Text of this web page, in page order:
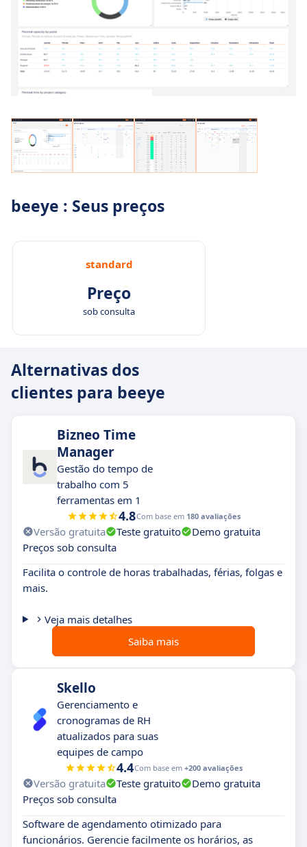
beeye : Seus preços
standard
Preço
sob consulta
Alternativas dos
clientes para beeye
Bizneo Time
Manager
Gestão do tempo de
trabalho com 5
ferramentas em 1
4.8Com base em 180 avaliações
Versão gratuita Teste gratuito
Demo gratuita
Preços sob consulta
Facilita o controle de horas trabalhadas, férias, folgas e
mais.
Veja mais detalhes
Saiba mais
Skello
Gerenciamento e
cronogramas de RH
atualizados para suas
equipes de campo
4.4Com base em +200 avaliações
Versão gratuita Teste gratuito
Demo gratuita
Preços sob consulta
Software de agendamento otimizado para
funcionários. Gerencie facilmente os horários, as